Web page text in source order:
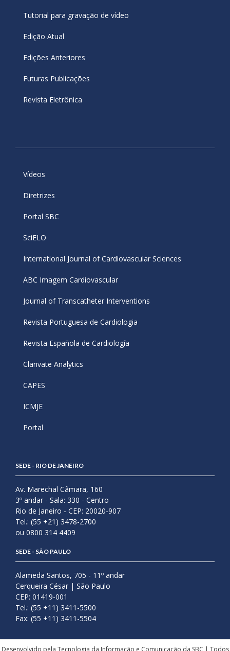
Tutorial para gravação de vídeo
Edição Atual
Edições Anteriores
Futuras Publicações
Revista Eletrônica
Vídeos
Diretrizes
Portal SBC
SciELO
International Journal of Cardiovascular Sciences
ABC Imagem Cardiovascular
Journal of Transcatheter Interventions
Revista Portuguesa de Cardiologia
Revista Española de Cardiología
Clarivate Analytics
CAPES
ICMJE
Portal
SEDE - RIO DE JANEIRO
Av. Marechal Câmara, 160
3º andar - Sala: 330 - Centro
Rio de Janeiro - CEP: 20020-907
Tel.: (55 +21) 3478-2700
ou 0800 314 4409
SEDE - SÃO PAULO
Alameda Santos, 705 - 11º andar
Cerqueira César | São Paulo
CEP: 01419-001
Tel.: (55 +11) 3411-5500
Fax: (55 +11) 3411-5504
Desenvolvido pela Tecnologia da Informação e Comunicação da SBC | Todos